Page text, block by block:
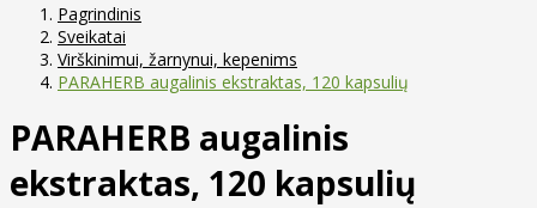
Pagrindinis
Sveikatai
Virškinimui, žarnynui, kepenims
PARAHERB augalinis ekstraktas, 120 kapsulių
PARAHERB augalinis
ekstraktas, 120 kapsulių